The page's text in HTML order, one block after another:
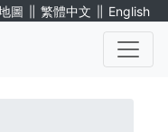
圖 ∥ 繁體中文 ∥ English